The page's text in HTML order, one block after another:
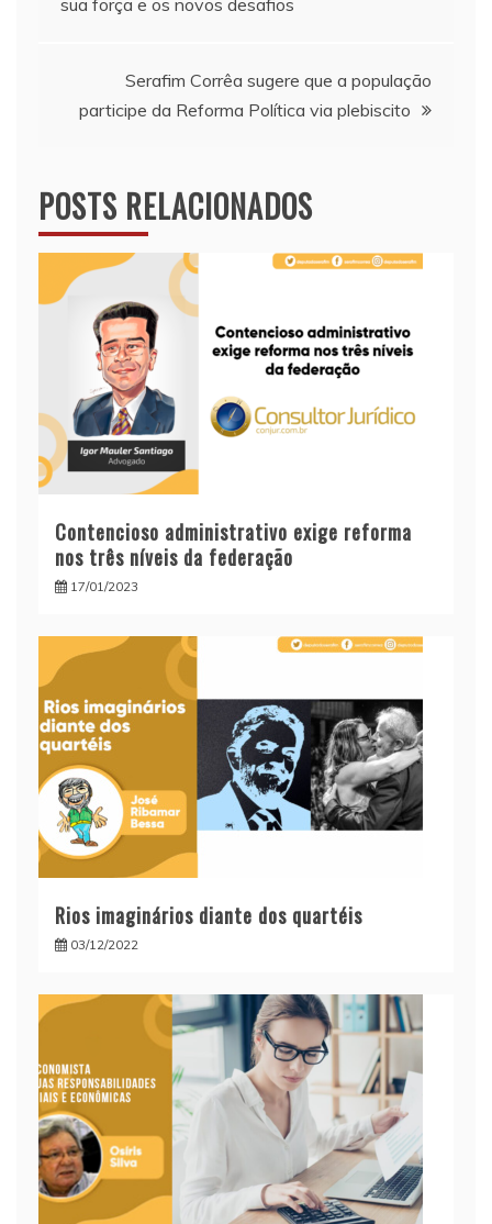
de
sua força e os novos desafios
Serafim Corrêa sugere que a população
participe da Reforma Política via plebiscito
POSTS RELACIONADOS
Contencioso administrativo exige reforma
nos três níveis da federação
17/01/2023
Rios imaginários diante dos quartéis
03/12/2022